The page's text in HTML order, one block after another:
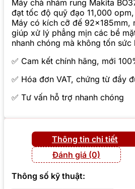
Máy chà nhám rung Makita
đạt tốc độ quỹ đạo 11,000
Máy có kích cỡ đế 92x185mm,
giúp xử lý phẳng mịn các bề
nhanh chóng mà không tốn sức
✅ Cam kết chính hãng, mới
✅ Hóa đơn VAT, chứng từ đầy
✅ Tư vấn hỗ trợ nhanh chóng
Thông tin chi tiết
Đánh giá (0)
Thông số kỹ thuật: